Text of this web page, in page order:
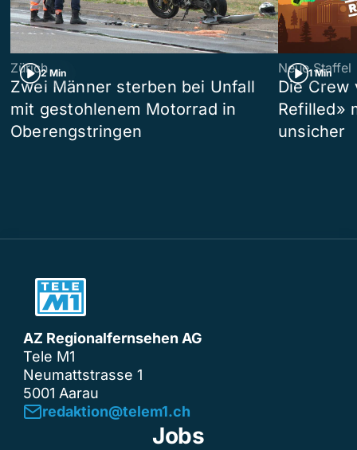
2 Min
Zürich
Zwei Männer sterben bei Unfall
mit gestohlenem Motorrad in
Oberengstringen
1 Min
Neue Staffel
Die Crew
Refilled»
unsicher
AZ Regionalfernsehen AG
Tele M1
Neumattstrasse 1
5001 Aarau
redaktion@telem1.ch
Jobs